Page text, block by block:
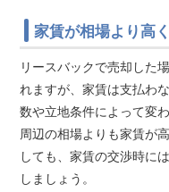
家賃が相場より高
リースバックで売却した
れますが、家賃は支払わ
数や立地条件によって変
周辺の相場よりも家賃が
しても、家賃の交渉時に
しましょう。